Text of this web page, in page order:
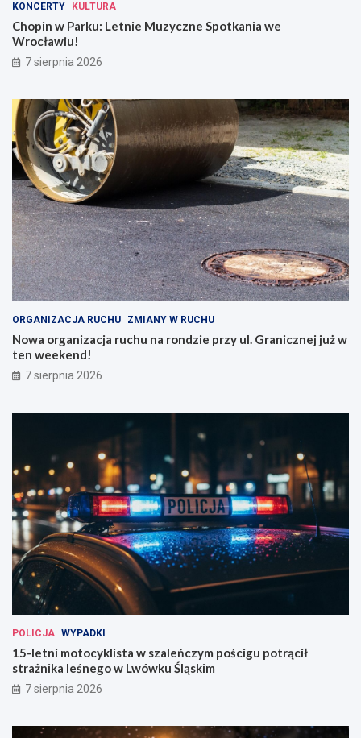
KONCERTY KULTURA
Chopin w Parku: Letnie Muzyczne Spotkania we
Wrocławiu!
7 sierpnia 2026
ORGANIZACJA RUCHU ZMIANY W RUCHU
Nowa organizacja ruchu na rondzie przy ul. Granicznej już w
ten weekend!
7 sierpnia 2026
POLICJA WYPADKI
15-letni motocyklista w szaleńczym pościgu potrącił
strażnika leśnego w Lwówku Śląskim
7 sierpnia 2026